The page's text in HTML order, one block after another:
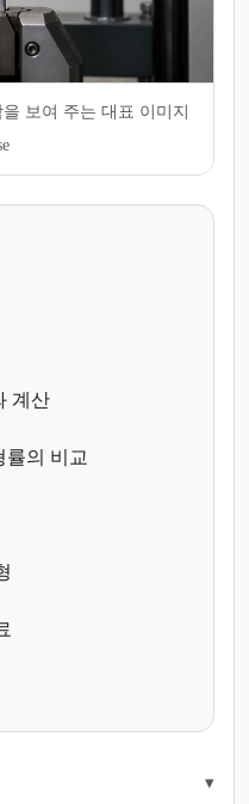
보여 주는 대표 이미지
계산
률의 비교
▾